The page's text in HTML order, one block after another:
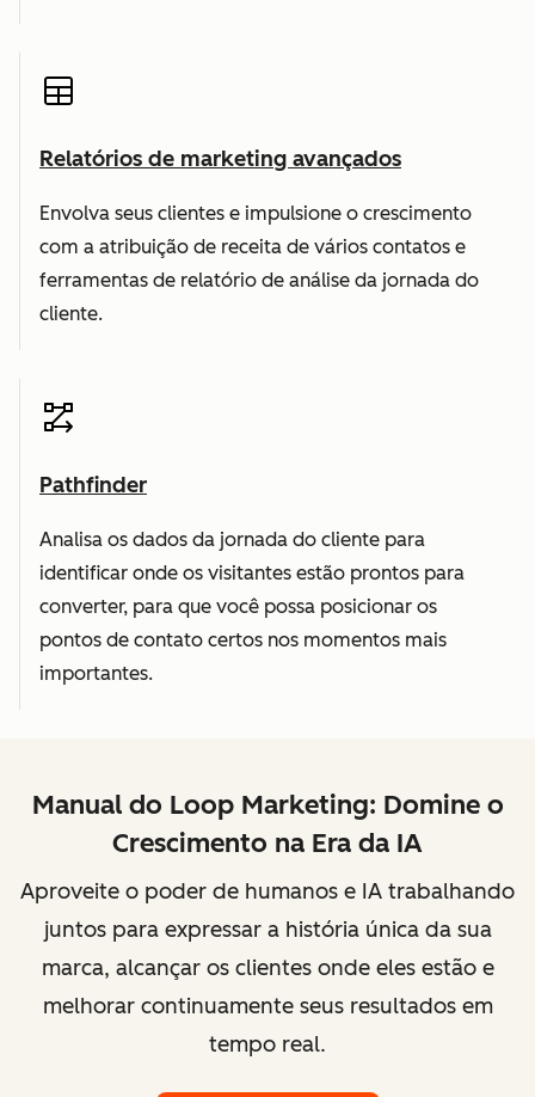
Relatórios de marketing avançados
Envolva seus clientes e impulsione o crescimento
com a atribuição de receita de vários contatos e
ferramentas de relatório de análise da jornada do
cliente.
Pathfinder
Analisa os dados da jornada do cliente para
identificar onde os visitantes estão prontos para
converter, para que você possa posicionar os
pontos de contato certos nos momentos mais
importantes.
Manual do Loop Marketing: Domine o
Crescimento na Era da IA
Aproveite o poder de humanos e IA trabalhando
juntos para expressar a história única da sua
marca, alcançar os clientes onde eles estão e
melhorar continuamente seus resultados em
tempo real.